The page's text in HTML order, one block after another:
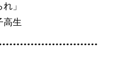
」
高生